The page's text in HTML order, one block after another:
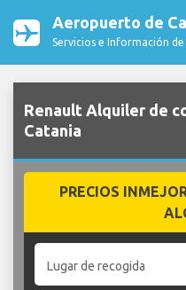
Aeropuerto de
Servicios e Información
Renault Alquiler de
Catania
PRECIOS
Lugar de recogida